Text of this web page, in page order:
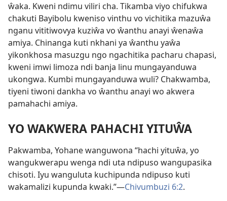
ŵaka. Kweni ndimu viliri cha. Tikamba viyo chifukwa
chakuti Bayibolu kweniso vinthu vo vichitika mazuŵa
nganu vititiwovya kuziŵa vo ŵanthu anayi ŵenaŵa
amiya. Chinanga kuti nkhani ya ŵanthu yaŵa
yikonkhosa masuzgu ngo ngachitika pacharu chapasi,
kweni imwi limoza ndi banja linu mungayanduwa
ukongwa. Kumbi mungayanduwa wuli? Chakwamba,
tiyeni tiwoni dankha vo ŵanthu anayi wo akwera
pamahachi amiya.
YO WAKWERA PAHACHI YITUŴA
Pakwamba, Yohane wanguwona “hachi yituŵa, yo
wangukwerapu wenga ndi uta ndipuso wangupasika
chisoti. Iyu wanguluta kuchipunda ndipuso kuti
wakamalizi kupunda kwaki.”—Chivumbuzi 6:2.